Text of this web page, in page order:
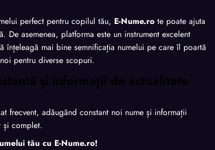
perfect pentru copilul tău, E-Nume.ro te poate ajuta
De asemenea, platforma este un instrument excelent
înțeleagă mai bine semnificația numelui pe care îl poartă
noi pentru diverse scopuri.
și informații de actualitate
frecvent, adăugând constant noi nume și informații
și complet.
tău cu E-Nume.ro!